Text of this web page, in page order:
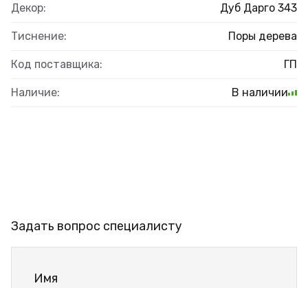
Декор: Дуб Дарго 343
Тиснение: Поры дерева
Код поставщика: ГП
Наличие: В наличии
Задать вопрос специалисту
Имя